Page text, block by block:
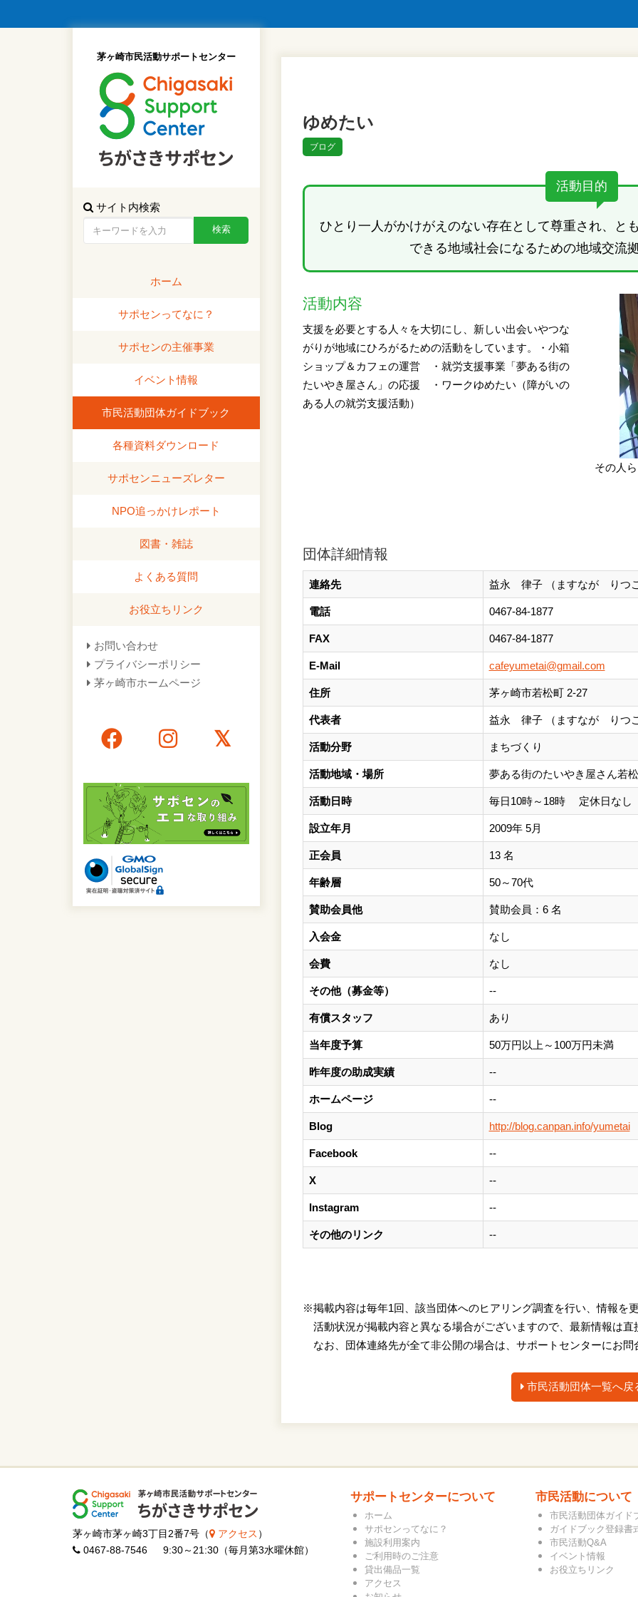
ゆめたい
ブログ
活動目的
ひとり一人がかけがえのない存在として尊重され、と
できる地域社会になるための地域交流
活動内容
支援を必要とする人々を大切にし、新しい出会いやつな
がりが地域にひろがるための活動をしています。・小箱
ショップ＆カフェの運営 ・就労支援事業「夢ある街の
たいやき屋さん」の応援 ・ワークゆめたい（障がいの
ある人の就労支援活動）
その人
団体詳細情報
連絡先 益永 律子 （ますなが りつこ
電話 0467-84-1877
FAX 0467-84-1877
E-Mail cafeyumetai@gmail.com
住所 茅ヶ崎市若松町 2-27
代表者 益永 律子 （ますなが りつこ
活動分野 まちづくり
活動地域・場所 夢ある街のたいやき屋さん若
活動日時 毎日10時～18時 定休日なし
設立年月 2009年 5月
正会員 13 名
年齢層 50～70代
賛助会員他 賛助会員：6 名
入会金 なし
会費 なし
その他（募金等） --
有償スタッフ あり
当年度予算 50万円以上～100万円未満
昨年度の助成実績 --
ホームページ --
Blog http://blog.canpan.info/yumetai
Facebook --
X --
Instagram --
その他のリンク --
※掲載内容は毎年1回、該当団体へのヒアリング調査を行い、情報を更
活動状況が掲載内容と異なる場合がございますので、最新情報は直
なお、団体連絡先が全て非公開の場合は、サポートセンターにお問
市民活動団体一覧へ戻
茅ヶ崎市民活動サポートセンター
サイト内検索
ホーム
サポセンってなに？
サポセンの主催事業
イベント情報
市民活動団体ガイドブック
各種資料ダウンロード
サポセンニューズレター
NPO追っかけレポート
図書・雑誌
よくある質問
お役立ちリンク
お問い合わせ
プライバシーポリシー
茅ヶ崎市ホームページ
茅ヶ崎市茅ヶ崎3丁目2番7号（ アクセス ）
0467-88-7546 9:30～21:30（毎月第3水曜休館）
サポートセンターについて
ホーム
サポセンってなに？
施設利用案内
ご利用時のご注意
貸出備品一覧
アクセス
市民活動について
市民活動団体ガイド
ガイドブック登録書
市民活動Q&A
イベント情報
お役立ちリンク